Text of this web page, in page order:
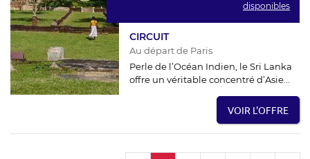
disponibles
CIRCUIT
Au départ de Paris
Perle de l’Océan Indien, le Sri Lanka
offre un véritable concentré d’Asie...
VOIR L'OFFRE